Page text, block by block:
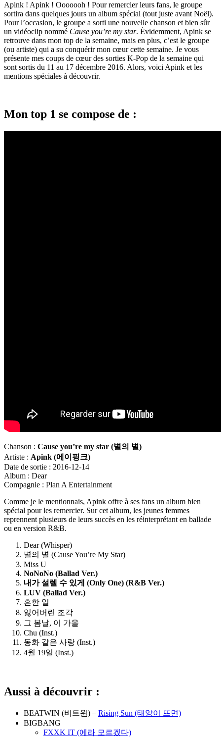
Apink ! Apink ! Ooooooh ! Pour remercier leurs fans, le groupe
sortira dans quelques jours un album spécial (tout juste avant Noël).
Pour l’occasion, le groupe a sorti une nouvelle chanson et bien sûr
un vidéoclip nommé Cause you’re my star. Évidemment, Apink se
retrouve dans mon top de la semaine, mais en plus, c’est le groupe
(ou artiste) qui a su conquérir mon cœur cette semaine. Je vous
présente mes coups de cœur des sorties K-Pop de la semaine qui
sont sortis du 11 au 17 décembre 2016. Alors, voici Apink et les
mentions spéciales à découvrir.
Mon top 1 se compose de :
Chanson : Cause you’re my star (별의 별)
Artiste : Apink (에이핑크)
Date de sortie : 2016-12-14
Album : Dear
Compagnie : Plan A Entertainment
Comme je le mentionnais, Apink offre à ses fans un album bien
spécial pour les remercier. Sur cet album, les jeunes femmes
reprennent plusieurs de leurs succès en les réinterprétant en ballade
ou en version R&B.
Dear (Whisper)
별의 별 (Cause You’re My Star)
Miss U
NoNoNo (Ballad Ver.)
내가 설렐 수 있게 (Only One) (R&B Ver.)
LUV (Ballad Ver.)
흔한 일
잃어버린 조각
그 봄날, 이 가을
Chu (Inst.)
동화 같은 사랑 (Inst.)
4월 19일 (Inst.)
Aussi à découvrir :
BEATWIN (비트윈) – Rising Sun (태양이 뜨면)
BIGBANG
FXXK IT (에라 모르겠다)